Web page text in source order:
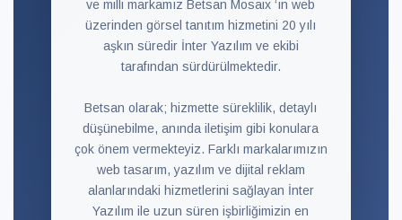
ve milli markamız Betsan Mosaix ‘ın web
üzerinden görsel tanıtım hizmetini 20 yılı
aşkın süredir İnter Yazılım ve ekibi
tarafından sürdürülmektedir.
Betsan olarak; hizmette süreklilik, detaylı
düşünebilme, anında iletişim gibi konulara
çok önem vermekteyiz. Farklı markalarımızın
web tasarım, yazılım ve dijital reklam
alanlarındaki hizmetlerini sağlayan İnter
Yazılım ile uzun süren işbirliğimizin en